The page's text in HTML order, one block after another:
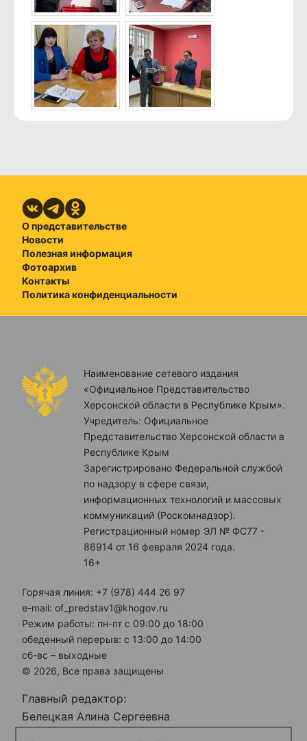
О представительстве
Новости
Полезная информация
Фотоархив
Контакты
Политика конфиденциальности
Наименование сетевого издания
«Официальное Представительство
Херсонской области в Республике Крым».
Учредитель: Официальное
Представительство Херсонской области в
Республике Крым
Зарегистрировано Федеральной службой
по надзору в сфере связи,
информационных технологий и массовых
коммуникаций (Роскомнадзор).
Регистрационный номер ЭЛ № ФС77 -
86914 от 16 февраля 2024 года.
16+
Горячая линия: +7 (978) 444 26 97
e-mail: of_predstav1@khogov.ru
Режим работы: пн-пт с 09:00 до 18:00
обеденный перерыв: с 13:00 до 14:00
сб-вс – выходные
© 2026, Все права защищены
Главный редактор:
Белецкая Алина Сергеевна